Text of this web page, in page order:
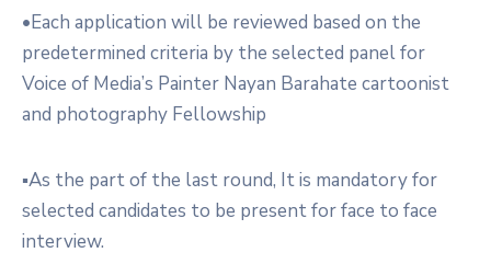
•Each application will be reviewed based on the
predetermined criteria by the selected panel for
Voice of Media’s Painter Nayan Barahate cartoonist
and photography Fellowship
▪︎As the part of the last round, It is mandatory for
selected candidates to be present for face to face
interview.